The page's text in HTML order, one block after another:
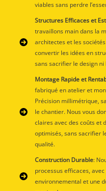
viables sans perdre
Structures Efficaces et
travaillons main dans la
architectes et les
convertir les idées en
sans sacrifier le design ni
Montage Rapide et
fabriqué en atelier et
Précision millimétrique,
le chantier. Nous vous
claires avec des coûts et
optimisés, sans sacrifier
qualité.
Construction Durable:
processus efficaces,
environnemental et une